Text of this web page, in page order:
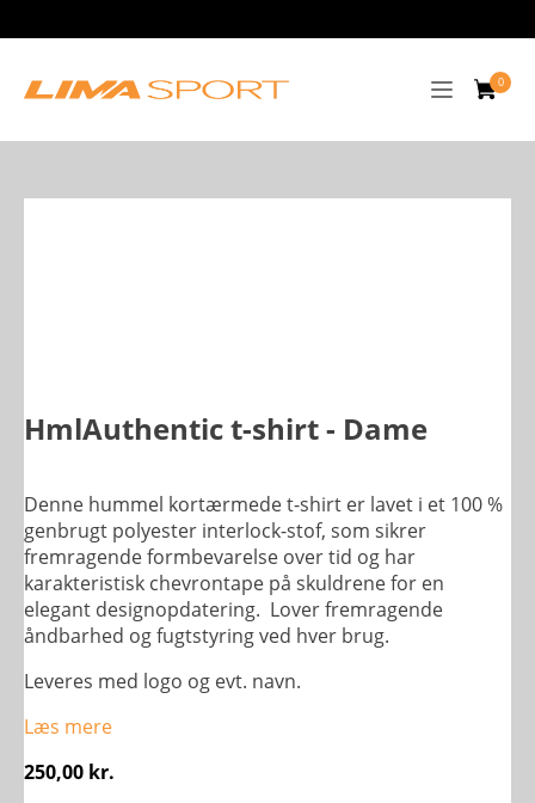
HmlAuthentic t-shirt - Dame
Denne hummel kortærmede t-shirt er lavet i et 100 %
genbrugt polyester interlock-stof, som sikrer
fremragende formbevarelse over tid og har
karakteristisk chevrontape på skuldrene for en
elegant designopdatering. Lover fremragende
åndbarhed og fugtstyring ved hver brug.
Leveres med logo og evt. navn.
Læs mere
250,00 kr.